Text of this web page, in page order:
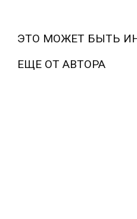
ЭТО МОЖЕТ БЫТЬ
ЕЩЕ ОТ АВТОРА